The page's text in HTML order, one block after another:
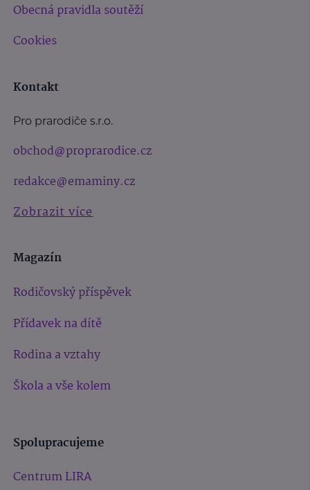
Obecná pravidla soutěží
Cookies
Kontakt
Pro prarodiče s.r.o.
obchod@proprarodice.cz
redakce@emaminy.cz
Zobrazit více
Magazín
Rodičovský příspěvek
Přídavek na dítě
Rodina a vztahy
Škola a vše kolem
Spolupracujeme
Centrum LIRA